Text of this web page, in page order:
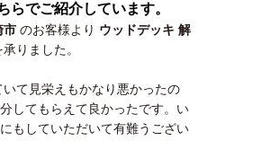
らでご紹介しています。
市 のお客様より ウッドデッキ 解
承りました。
いて見栄えもかなり悪かったの
してもらえて良かったです。い
もしていただいて有難うござい